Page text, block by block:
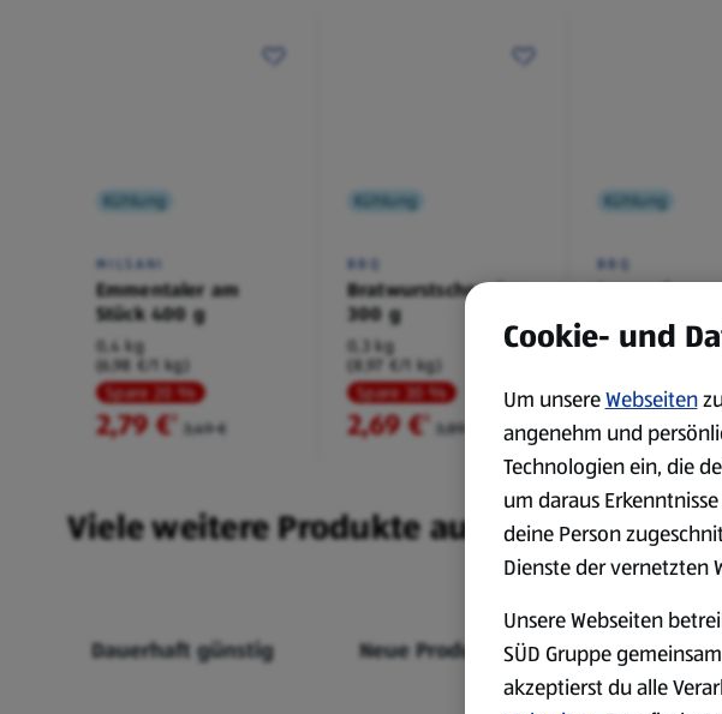
Kühlung
MILSANI
Emmentaler am
Stück 400 g
0,4 kg
(6,98 €/1 kg)
Spare 20 %
2,79 €² 3,49 €
Kühlung
BBQ
Bratwurstschnecke
300 g
0,3 kg
(8,97 €/1 kg)
Spare 30 %
2,69 €² 3,89 €
Kühlung
BBQ
0,18 kg
Spare 38 %
0,79 € 1,29
Viele weitere Produkte aus unserem
Dauerhaft günstig Neue Produkte
Cookie- und
Um unsereWebseiten
angenehm und
Technologien ein, die
um daraus
deine Person
Dienste der vernetzten
Unsere Webseiten
SÜD Gruppe
akzeptierst du alle